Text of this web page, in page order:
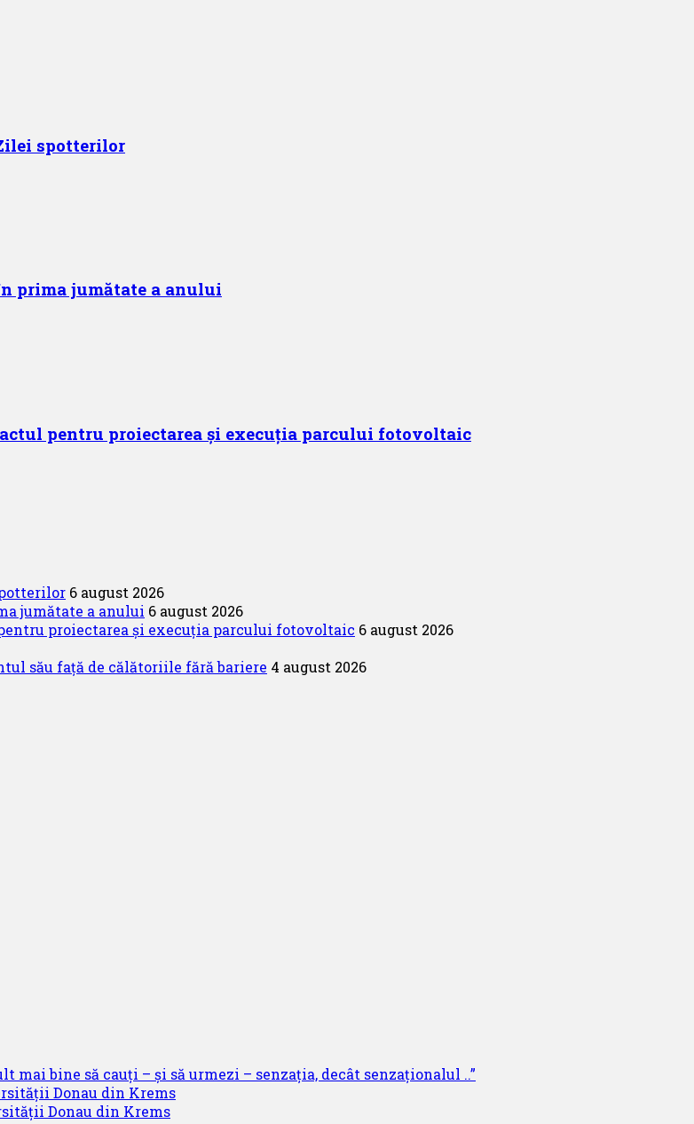
spotterilor
prima jumătate a anului
pentru proiectarea și execuția parcului fotovoltaic
6 august 2026
jumătate a anului 6 august 2026
proiectarea și execuția parcului fotovoltaic 6 august 2026
său față de călătoriile fără bariere 4 august 2026
mai bine să cauți – și să urmezi – senzația, decât senzaționalul ..”
Donau din Krems
Donau din Krems